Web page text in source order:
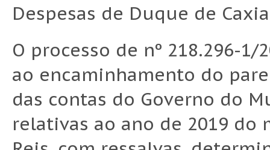
Despesas de Duque de
O processo de nº 218.296-1/
ao encaminhamento do
das contas do Governo do
relativas ao ano de 2019